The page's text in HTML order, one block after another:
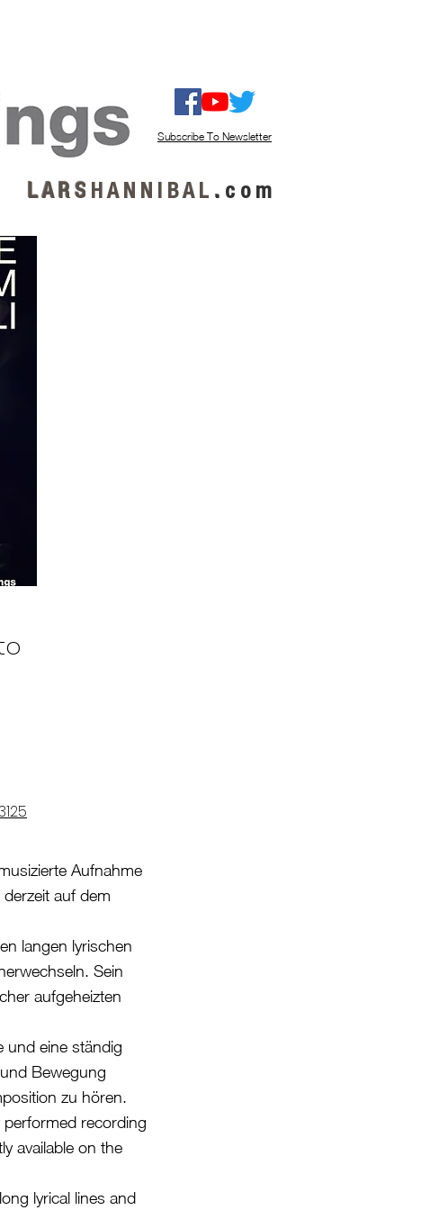
Subscribe To Newsletter
L A R S H A N N I B A L . c o m
Aufnahme
auf dem
langen lyrischen
Sein
aufgeheizten
und eine ständig
Bewegung
zu hören.
recording
available on the
lyrical lines and